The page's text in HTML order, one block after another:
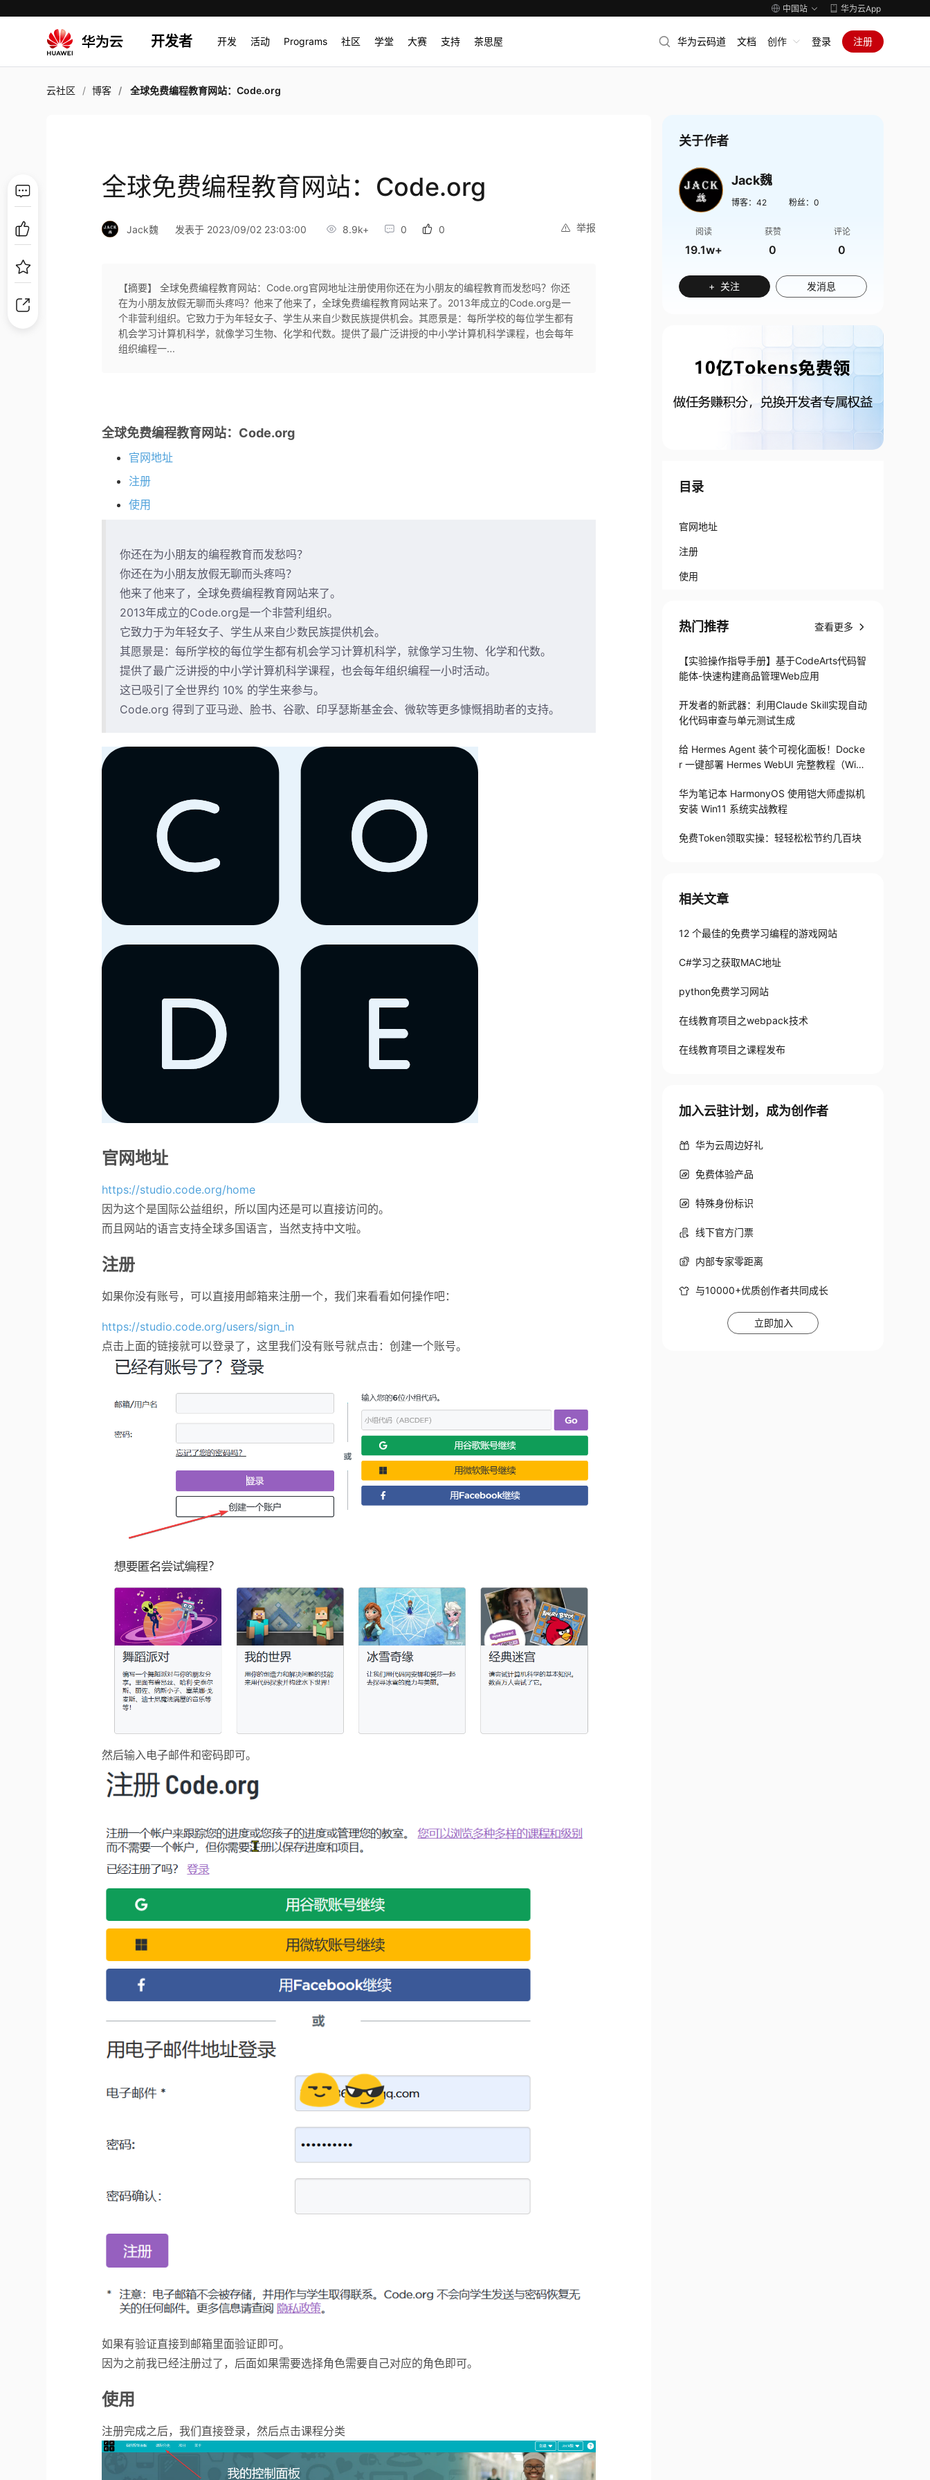
中国站 华为云App
开发者 开发 活动 Programs 社区 学堂 大赛 支持 茶思屋 华为云码道 文档 创作 登录 注册
云社区 博客 全球免费编程教育网站：Code.org
全球免费编程教育网站：Code.org
举报
Jack魏 发表于 2023/09/02 23:03:00 8.9k+ 0 0
【摘要】 全球免费编程教育网站：Code.org官网地址注册使用你还在为小朋友的编程教育而发愁吗？你还
在为小朋友放假无聊而头疼吗？他来了他来了，全球免费编程教育网站来了。2013年成立的Code.org是一
个非营利组织。它致力于为年轻女子、学生从来自少数民族提供机会。其愿景是：每所学校的每位学生都有
机会学习计算机科学，就像学习生物、化学和代数。提供了最广泛讲授的中小学计算机科学课程，也会每年
组织编程一...
全球免费编程教育网站：Code.org
官网地址
注册
使用
你还在为小朋友的编程教育而发愁吗？
你还在为小朋友放假无聊而头疼吗？
他来了他来了，全球免费编程教育网站来了。
2013年成立的Code.org是一个非营利组织。
它致力于为年轻女子、学生从来自少数民族提供机会。
其愿景是：每所学校的每位学生都有机会学习计算机科学，就像学习生物、化学和代数。
提供了最广泛讲授的中小学计算机科学课程，也会每年组织编程一小时活动。
这已吸引了全世界约 10% 的学生来参与。
Code.org 得到了亚马逊、脸书、谷歌、印孚瑟斯基金会、微软等更多慷慨捐助者的支持。
官网地址
https://studio.code.org/home
因为这个是国际公益组织，所以国内还是可以直接访问的。
而且网站的语言支持全球多国语言，当然支持中文啦。
注册
如果你没有账号，可以直接用邮箱来注册一个，我们来看看如何操作吧：
https://studio.code.org/users/sign_in
点击上面的链接就可以登录了，这里我们没有账号就点击：创建一个账号。
然后输入电子邮件和密码即可。
如果有验证直接到邮箱里面验证即可。
因为之前我已经注册过了，后面如果需要选择角色需要自己对应的角色即可。
使用
注册完成之后，我们直接登录，然后点击课程分类
关于作者
Jack魏
博客： 42 粉丝： 0
阅读
19.1w+
获赞
0
评论
0
+ 关注 发消息
目录
官网地址
注册
使用
热门推荐 查看更多
【实验操作指导手册】基于CodeArts代码智
能体-快速构建商品管理Web应用
开发者的新武器：利用Claude Skill实现自动
化代码审查与单元测试生成
给 Hermes Agent 装个可视化面板！Docke
r 一键部署 Hermes WebUI 完整教程（Win
华为笔记本 HarmonyOS 使用铠大师虚拟机
安装 Win11 系统实战教程
免费Token领取实操：轻轻松松节约几百块
相关文章
12 个最佳的免费学习编程的游戏网站
C#学习之获取MAC地址
python免费学习网站
在线教育项目之webpack技术
在线教育项目之课程发布
加入云驻计划，成为创作者
华为云周边好礼
免费体验产品
特殊身份标识
线下官方门票
内部专家零距离
与10000+优质创作者共同成长
立即加入